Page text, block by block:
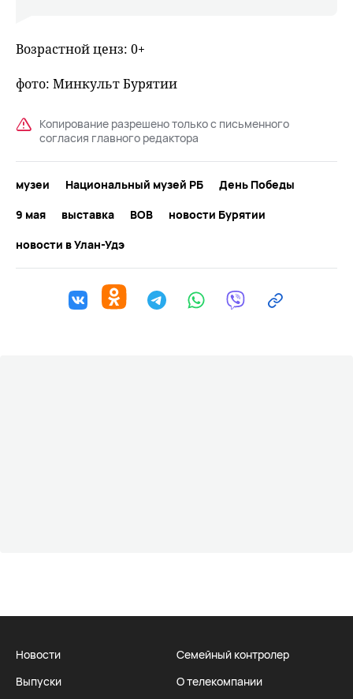
Возрастной ценз: 0+
фото: Минкульт Бурятии
Копирование разрешено только с письменного
согласия главного редактора
музеи Национальный музей РБ
День Победы
9 мая
выставка ВОВ
новости Бурятии
новости в Улан-Удэ
Новости
Выпуски
Семейный контролер
О телекомпании